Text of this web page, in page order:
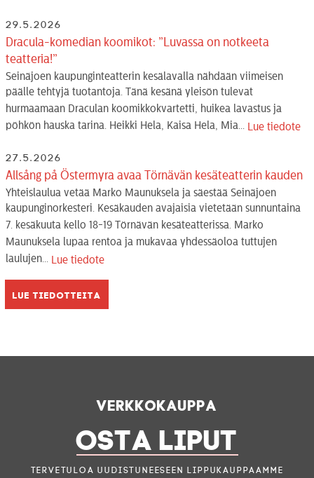
29.5.2026
Dracula-komedian koomikot: ”Luvassa on notkeeta
teatteria!”
Seinäjoen kaupunginteatterin kesälavalla nähdään viimeisen
päälle tehtyjä tuotantoja. Tänä kesänä yleisön tulevat
hurmaamaan Draculan koomikkokvartetti, huikea lavastus ja
pöhkön hauska tarina. Heikki Hela, Kaisa Hela, Mia...
Lue tiedote
27.5.2026
Allsång på Östermyra avaa Törnävän kesäteatterin kauden
Yhteislaulua vetää Marko Maunuksela ja säestää Seinäjoen
kaupunginorkesteri. Kesäkauden avajaisia vietetään sunnuntaina
7. kesäkuuta kello 18-19 Törnävän kesäteatterissa. Marko
Maunuksela lupaa rentoa ja mukavaa yhdessäoloa tuttujen
laulujen...
Lue tiedote
Lue tiedotteita
Verkkokauppa
OSTA LIPUT
Tervetuloa uudistuneeseen lippukauppaamme